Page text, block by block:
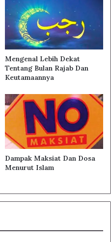
Mengenal Lebih Dekat
Tentang Bulan Rajab Dan
Keutamaannya
Dampak Maksiat Dan Dosa
Menurut Islam